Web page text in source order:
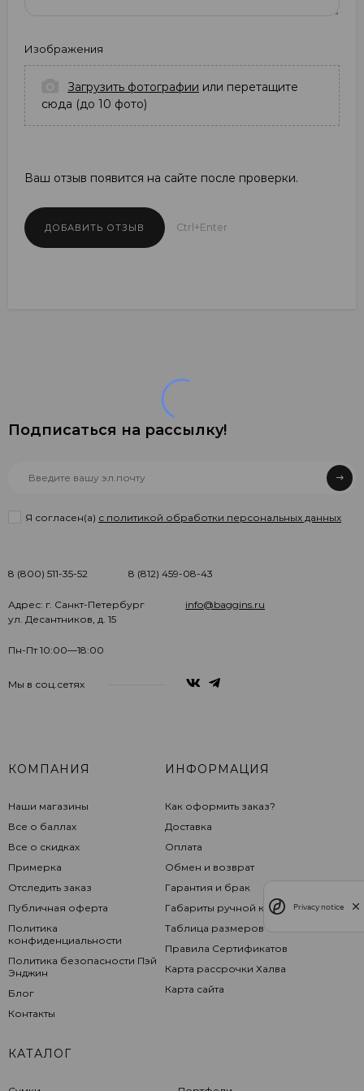
Изображения
Загрузить фотографии или перетащите
сюда (до 10 фото)
Ваш отзыв появится на сайте после проверки.
Ctrl+Enter
Подписаться на рассылкy!
Я согласен(a) с политикой обработки персональных данных
8 (800) 511-35-52 8 (812) 459-08-43
Адрес: г. Санкт-Петербург
ул. Десантников, д. 15
info@baggins.ru
Пн-Пт 10:00—18:00
Мы в соц.сетях
КОМПАНИЯ
Наши магазины
Все о баллах
Все о скидках
Примерка
Отследить заказ
Публичная оферта
Политика
конфиденциальности
Политика безопасности Пэй
Энджин
Блог
Контакты
ИНФОРМАЦИЯ
Как оформить заказ?
Доставка
Оплата
Обмен и возврат
Гарантия и брак
Габариты ручной клади
Таблица размеров
Правила Сертификатов
Карта рассрочки Халва
Карта сайта
КАТАЛОГ
Privacy notice